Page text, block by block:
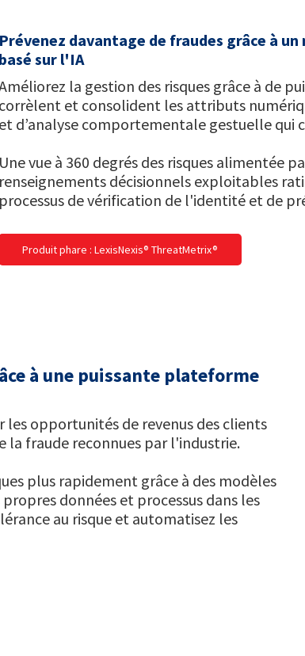
Prévenez davantage de fraudes grâce à
basé sur l'IA
la gestion des risques grâce à de
corrèlent et consolident les attributs
et d’analyse comportementale gestuelle qui
Une vue à 360 degrés des risques alimentée
renseignements décisionnels exploitables
processus de vérification de l'identité et de
Produit phare : LexisNexis® ThreatMetrix®
à une puissante plateforme
les opportunités de revenus des clients
la fraude reconnues par l'industrie.
plus rapidement grâce à des modèles
données et processus dans les
au risque et automatisez les